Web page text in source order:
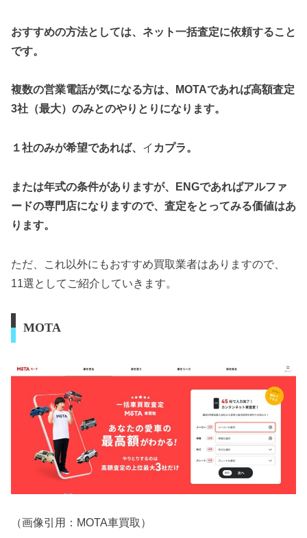
おすすめの方法としては、ネット一括査定に依頼すること
です。
複数の営業電話が気になる方は、MOTAであれば高額査定
3社（最大）のみとのやりとりになります。
１社のみが希望であれば、 イ カプラ。
または年式の条件がありますが、ENGであればアルファ
ードの専門店になりますので、査定をとってみる価値はあ
ります。
ただ、これ以外にもおすすめ買取業者はありますので、
11選としてご紹介していきます。
MOTA
（画像引用：MOTA車買取）